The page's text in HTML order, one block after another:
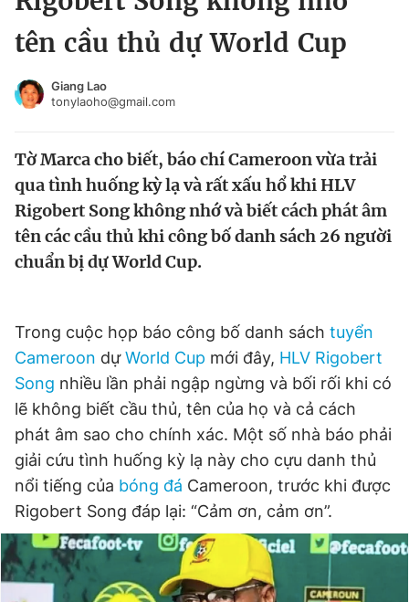
Chuyên mục khác
Video Magazine
Sản phẩm khác
Thông tin tòa soạn Liên hệ quảng cáo
Đọc Thanh Niên trên điện thoại
Theo dõi báo trên
Tin đã xem
Đăng xuất
tên cầu thủ dự World Cup
Giang Lao
tonylaoho@gmail.com
Tờ Marca cho biết, báo chí Cameroon vừa trải
qua tình huống kỳ lạ và rất xấu hổ khi HLV
Rigobert Song không nhớ và biết cách phát âm
tên các cầu thủ khi công bố danh sách 26 người
chuẩn bị dự World Cup.
Trong cuộc họp báo công bố danh sách tuyển
Cameroon dựWorld Cup mới đây, HLV Rigobert
Song nhiều lần phải ngập ngừng và bối rối khi có
lẽ không biết cầu thủ, tên của họ và cả cách
phát âm sao cho chính xác. Một số nhà báo phải
giải cứu tình huống kỳ lạ này cho cựu danh thủ
nổi tiếng của bóng đá Cameroon, trước khi được
Rigobert Song đáp lại: “Cảm ơn, cảm ơn”.